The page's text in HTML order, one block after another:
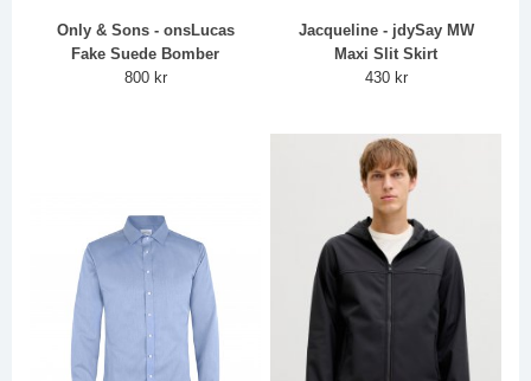
Only & Sons - onsLucas
Fake Suede Bomber
800 kr
Jacqueline - jdySay MW
Maxi Slit Skirt
430 kr